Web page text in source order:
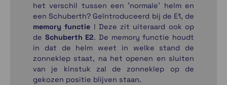
het verschil tussen een 'normale' helm en
een Schuberth? Geïntroduceerd bij de E1, de
memory functie ! Deze zit uiteraard ook op
de Schuberth E2. De memory functie houdt
in dat de helm weet in welke stand de
zonneklep staat, na het openen en sluiten
van je kinstuk zal de zonneklep op de
gekozen positie blijven staan.